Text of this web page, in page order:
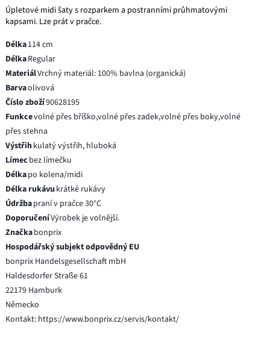
Úpletové midi šaty s rozparkem a postranními průhmatovými
kapsami. Lze prát v pračce.
Délka114 cm
DélkaRegular
MateriálVrchný materiál: 100% bavlna (organická)
Barvaolivová
Číslo zboží90628195
Funkcevolné přes bříško,volné přes zadek,volné přes boky,volné
přes stehna
Výstřihkulatý výstřih, hluboká
Límec bez límečku
Délkapo kolena/midi
Délka rukávu krátké rukávy
Údržbapraní v pračce 30°C
DoporučeníVýrobek je volnější.
Značkabonprix
Hospodářský subjekt odpovědný EU
bonprix Handelsgesellschaft mbH
Haldesdorfer Straße 61
22179 Hamburk
Německo
Kontakt: https://www.bonprix.cz/servis/kontakt/